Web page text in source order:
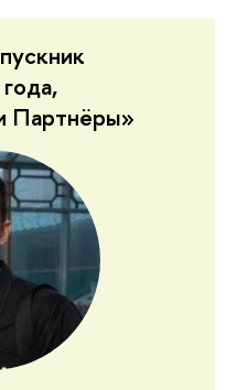
Партнёры»